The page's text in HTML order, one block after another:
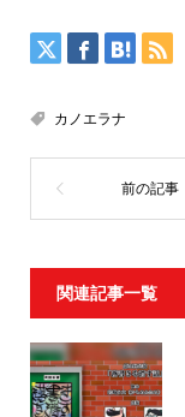
カノエラナ
関連記事一覧